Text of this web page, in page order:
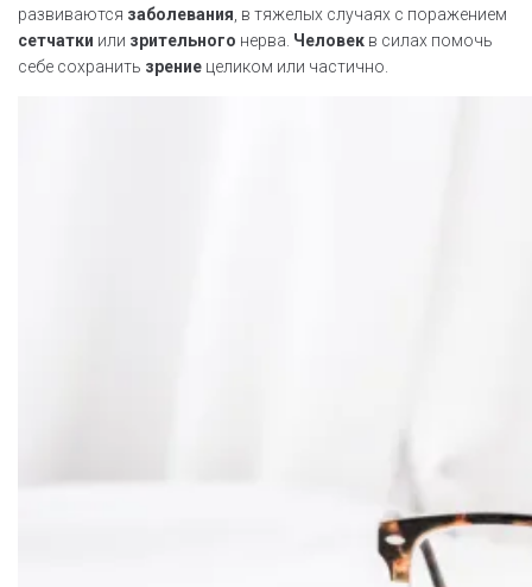
развиваются заболевания , в тяжелых случаях с поражением
сетчатки или зрительного нерва. Человек в силах помочь
себе сохранить зрение целиком или частично.